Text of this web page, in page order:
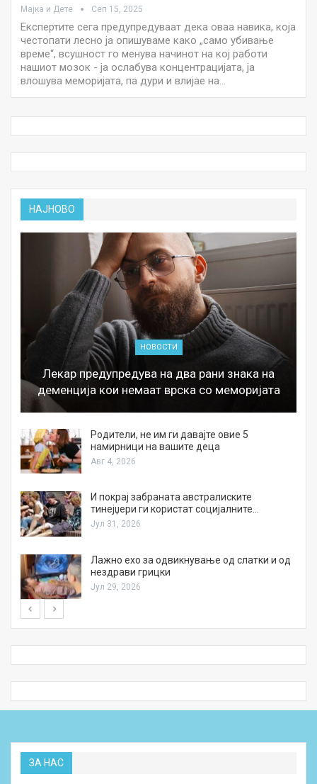
Мајка и Дете Сеп 15, 2025
Експертите сега предупредуваат дека оваа навика, која
честопати лесно ја опишуваме како „само убивање
време“, всушност го менува начинот на кој работи
нашиот мозок - ја ослабува концентрацијата, ја
влошува меморијата, па дури и влијае на…
НАЈНОВО
НОВОСТИ
Лекар предупредува на два рани знака на
деменција кои немаат врска со меморијата
Родители, не им ги давајте овие 5
намирници на вашите деца
Авг 4, 2026
И покрај забраната австралиските
тинејџери ги користат социјалните…
Јул 31, 2026
Лажно ехо за одвикнување од слатки и од
нездрави грицки
Јул 29, 2026
ЗА НАС